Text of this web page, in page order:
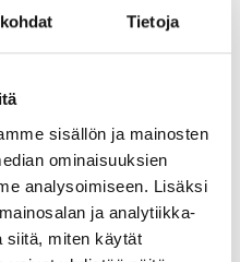
Tietoja
sisällön ja mainosten
ominaisuuksien
analysoimiseen. Lisäksi
ja analytiikka-
siitä, miten käytät
selvitimme, kuinka
voidaan vähentää
kärsii. Tähän